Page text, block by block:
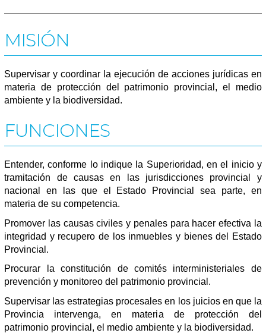
MISIÓN
Supervisar y coordinar la ejecución de acciones jurídicas en
materia de protección del patrimonio provincial, el medio
ambiente y la biodiversidad.
FUNCIONES
Entender, conforme lo indique la Superioridad, en el inicio y
tramitación de causas en las jurisdicciones provincial y
nacional en las que el Estado Provincial sea parte, en
materia de su competencia.
Promover las causas civiles y penales para hacer efectiva la
integridad y recupero de los inmuebles y bienes del Estado
Provincial.
Procurar la constitución de comités interministeriales de
prevención y monitoreo del patrimonio provincial.
Supervisar las estrategias procesales en los juicios en que la
Provincia intervenga, en materia de protección del
patrimonio provincial, el medio ambiente y la biodiversidad.